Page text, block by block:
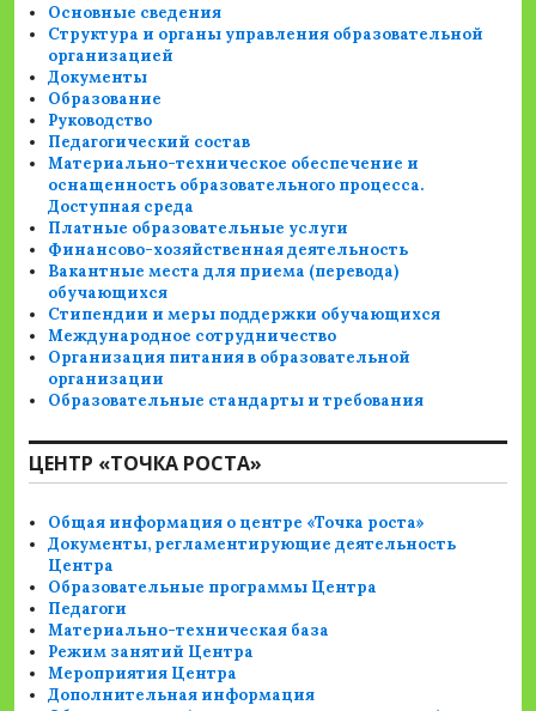
Основные сведения
Структура и органы управления образовательной
организацией
Документы
Образование
Руководство
Педагогический состав
Материально-техническое обеспечение и
оснащенность образовательного процесса.
Доступная среда
Платные образовательные услуги
Финансово-хозяйственная деятельность
Вакантные места для приема (перевода)
обучающихся
Стипендии и меры поддержки обучающихся
Международное сотрудничество
Организация питания в образовательной
организации
Образовательные стандарты и требования
ЦЕНТР «ТОЧКА РОСТА»
Общая информация о центре «Точка роста»
Документы, регламентирующие деятельность
Центра
Образовательные программы Центра
Педагоги
Материально-техническая база
Режим занятий Центра
Мероприятия Центра
Дополнительная информация